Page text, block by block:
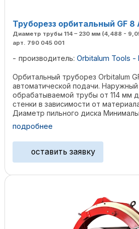
Труборезз орбитальный GF 8
Диаметр трубы 114 – 230 мм (4,488 -
арт. 790 045 001
производитель: Orbitalum Tools -
Орбитальный труборез Orbitalum
автоматической подачи.
обрабатываемой трубы от 114 мм
стенки в зависимости от
Диаметр пильного диска
диаметр трубы ...
подробнее
оставить заявку